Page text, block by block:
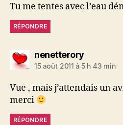
Tu me tentes avec l’eau
RÉPONDRE
nenetterorydit :
15 août 2011 à 5 h 43 min
Vue , mais j’attendais un
merci
RÉPONDRE